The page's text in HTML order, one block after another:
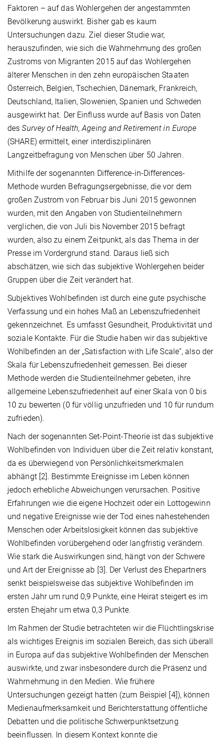
Faktoren – auf das Wohlergehen der angestammten
Bevölkerung auswirkt. Bisher gab es kaum
Untersuchungen dazu. Ziel dieser Studie war,
herauszufinden, wie sich die Wahrnehmung des großen
Zustroms von Migranten 2015 auf das Wohlergehen
älterer Menschen in den zehn europäischen Staaten
Österreich, Belgien, Tschechien, Dänemark, Frankreich,
Deutschland, Italien, Slowenien, Spanien und Schweden
ausgewirkt hat. Der Einfluss wurde auf Basis von Daten
desSurvey of Health, Ageing and Retirement in Europe
(SHARE) ermittelt, einer interdisziplinären
Langzeitbefragung von Menschen über 50 Jahren.
Mithilfe der sogenannten Difference-in-Differences-
Methode wurden Befragungsergebnisse, die vor dem
großen Zustrom von Februar bis Juni 2015 gewonnen
wurden, mit den Angaben von Studienteilnehmern
verglichen, die von Juli bis November 2015 befragt
wurden, also zu einem Zeitpunkt, als das Thema in der
Presse im Vordergrund stand. Daraus ließ sich
abschätzen, wie sich das subjektive Wohlergehen beider
Gruppen über die Zeit verändert hat.
Subjektives Wohlbefinden ist durch eine gute psychische
Verfassung und ein hohes Maß an Lebenszufriedenheit
gekennzeichnet. Es umfasst Gesundheit, Produktivität und
soziale Kontakte. Für die Studie haben wir das subjektive
Wohlbefinden an der „Satisfaction with Life Scale“, also der
Skala für Lebenszufriedenheit gemessen. Bei dieser
Methode werden die Studienteilnehmer gebeten, ihre
allgemeine Lebenszufriedenheit auf einer Skala von 0 bis
10 zu bewerten (0 für völlig unzufrieden und 10 für rundum
zufrieden).
Nach der sogenannten Set-Point-Theorie ist das subjektive
Wohlbefinden von Individuen über die Zeit relativ konstant,
da es überwiegend von Persönlichkeitsmerkmalen
abhängt [2]. Bestimmte Ereignisse im Leben können
jedoch erhebliche Abweichungen verursachen. Positive
Erfahrungen wie die eigene Hochzeit oder ein Lottogewinn
und negative Ereignisse wie der Tod eines nahestehenden
Menschen oder Arbeitslosigkeit können das subjektive
Wohlbefinden vorübergehend oder langfristig verändern.
Wie stark die Auswirkungen sind, hängt von der Schwere
und Art der Ereignisse ab [3]. Der Verlust des Ehepartners
senkt beispielsweise das subjektive Wohlbefinden im
ersten Jahr um rund 0,9 Punkte, eine Heirat steigert es im
ersten Ehejahr um etwa 0,3 Punkte.
Im Rahmen der Studie betrachteten wir die Flüchtlingskrise
als wichtiges Ereignis im sozialen Bereich, das sich überall
in Europa auf das subjektive Wohlbefinden der Menschen
auswirkte, und zwar insbesondere durch die Präsenz und
Wahrnehmung in den Medien. Wie frühere
Untersuchungen gezeigt hatten (zum Beispiel [4]), können
Medienaufmerksamkeit und Berichterstattung öffentliche
Debatten und die politische Schwerpunktsetzung
beeinflussen. In diesem Kontext konnte die